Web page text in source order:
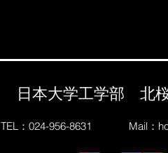
日本大学工学部 北
TEL：024-956-8631 Mail：